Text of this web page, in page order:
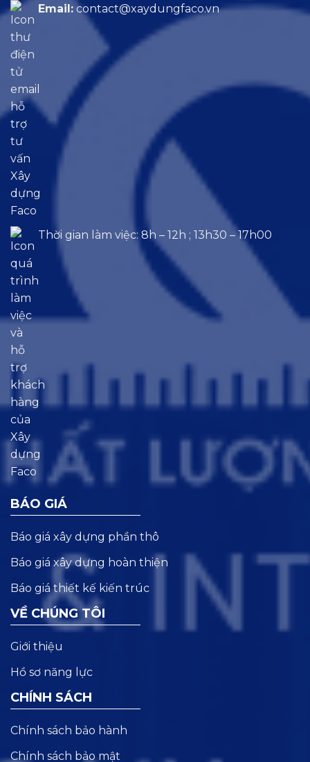
Email: contact@xaydungfaco.vn
Thời gian làm việc: 8h – 12h ; 13h30 – 17h00
BÁO GIÁ
Báo giá xây dựng phần thô
Báo giá xây dựng hoàn thiện
Báo giá thiết kế kiến trúc
VỀ CHÚNG TÔI
Giới thiệu
Hồ sơ năng lực
CHÍNH SÁCH
Chính sách bảo hành
Chính sách bảo mật